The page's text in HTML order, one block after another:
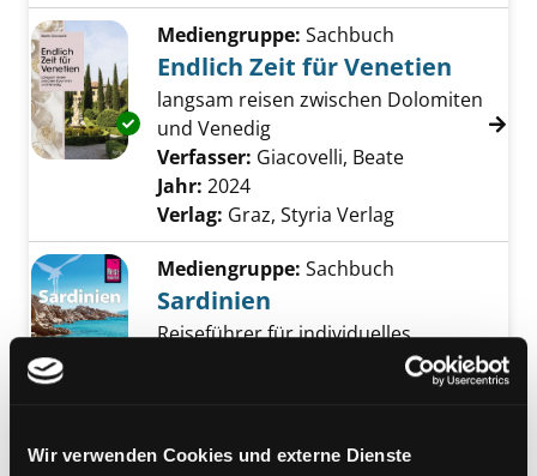
Wir verwenden Cookies und externe Dienste
Exemplar-Details von Endlich Zeit für
Mediengruppe: Sachbuch
Endlich Zeit für Venetien
langsam reisen zwischen Dolomiten
und Venedig
Verfasser: Giacovelli, Beate
Jahr: 2024
Verlag: Graz, Styria Verlag
Exemplar-Details von Sardinien anzeigen
Mediengruppe: Sachbuch
Sardinien
Reiseführer für individuelles
Suche nach
Verlag:Bielefeld, Reise Know-How